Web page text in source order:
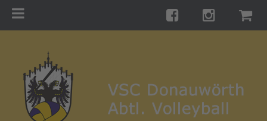
Training
Turniere